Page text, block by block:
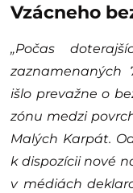
Vzácneho
„Počas
zaznamenaných
išlo prevažne o
zónu medzi
Malých Karpát.
k dispozícii nové
v médiách